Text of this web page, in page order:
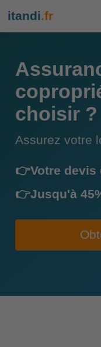
itandi.fr
choisir ?
Assurez votre
👉Votre devis
👉Jusqu'à